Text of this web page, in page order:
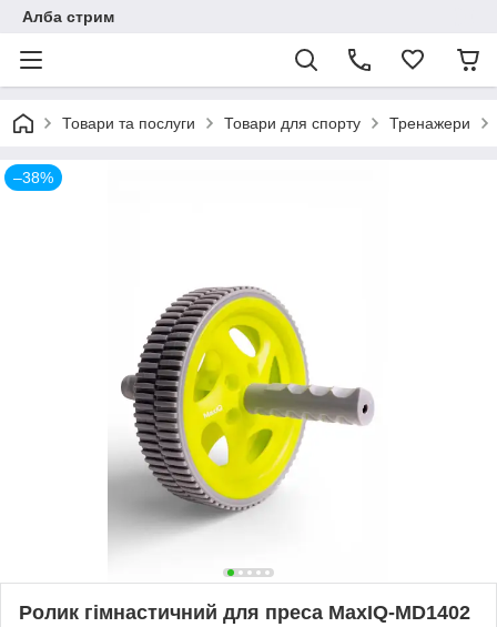
Алба стрим
Товари та послуги Товари для спорту Тренажери
–38%
Ролик гімнастичний для преса MaxIQ-MD1402